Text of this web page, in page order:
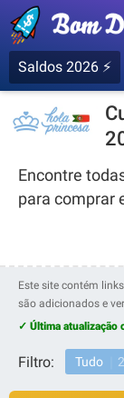
Saldos 2026 ⚡
Encontre
para comprar
Este site contém
são adicionados e
✓ Última atualização
Filtro: Tudo 2